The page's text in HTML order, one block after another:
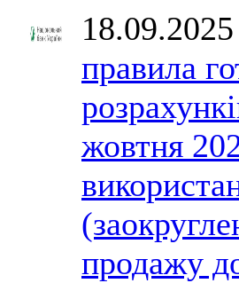
18.09.2025
правила
жовтня
продажу